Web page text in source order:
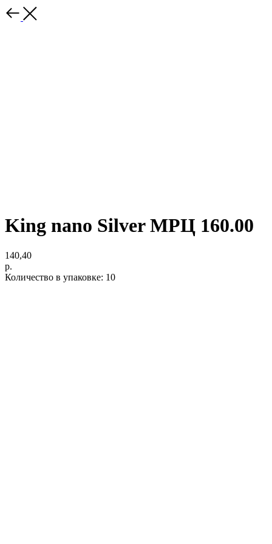
King nano Silver МРЦ 160.00
140,40
р.
Количество в упаковке: 10